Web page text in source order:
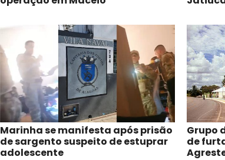
Marinha se manifesta após prisão
de sargento suspeito de estuprar
adolescente
Grupo
de